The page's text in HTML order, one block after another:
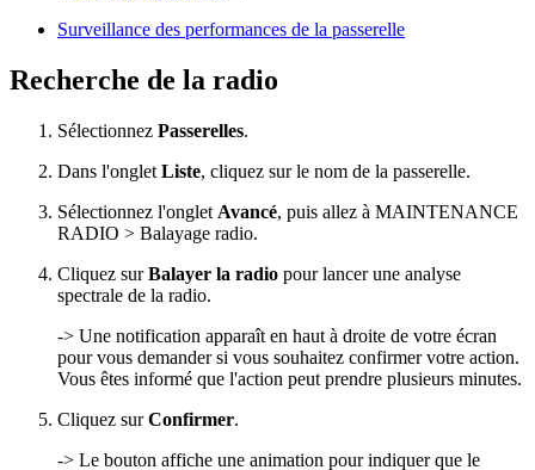
Surveillance des performances de la passerelle
Recherche de la radio
Sélectionnez Passerelles.
Dans l'onglet Liste, cliquez sur le nom de la passerelle.
Sélectionnez l'onglet Avancé, puis allez à MAINTENANCE
RADIO > Balayage radio.
Cliquez surBalayer la radio pour lancer une analyse
spectrale de la radio.
-> Une notification apparaît en haut à droite de votre écran
pour vous demander si vous souhaitez confirmer votre action.
Vous êtes informé que l'action peut prendre plusieurs minutes.
Cliquez surConfirmer.
-> Le bouton affiche une animation pour indiquer que le